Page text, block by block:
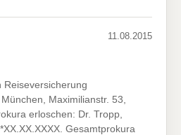
11.08.2015
Reiseversicherung
Maximilianstr. 53,
erloschen: Dr. Tropp,
Gesamtprokura